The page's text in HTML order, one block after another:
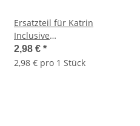
Ersatzteil für Katrin
Inclusive
Handtuchrollen-,Seifen-,
und Toilettenpapierspender
2,98 € *
2,98 € pro 1 Stück